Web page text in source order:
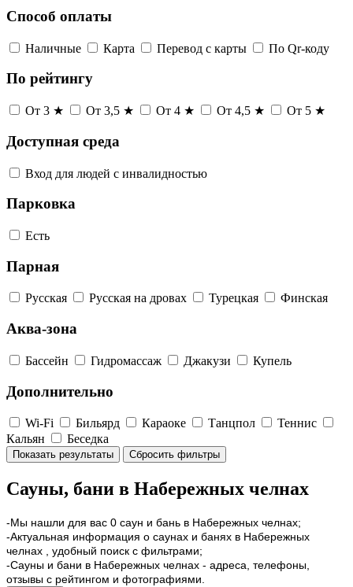
Способ оплаты
Наличные Карта Перевод с карты По Qr-коду
По рейтингу
От 3 ★ От 3,5 ★ От 4 ★ От 4,5 ★ От 5 ★
Доступная среда
Вход для людей с инвалидностью
Парковка
Есть
Парная
Русская Русская на дровах Турецкая Финская
Аква-зона
Бассейн Гидромассаж Джакузи Купель
Дополнительно
Wi-Fi Бильярд Караоке Танцпол
Теннис
Кальян
Беседка
Показать результаты Сбросить фильтры
Сауны, бани в Набережных челнах
-Мы нашли для вас 0 саун и бань в Набережных челнах;
-Актуальная информация о саунах и банях в Набережных
челнах , удобный поиск с фильтрами;
-Сауны и бани в Набережных челнах - адреса, телефоны,
отзывы с рейтингом и фотографиями.